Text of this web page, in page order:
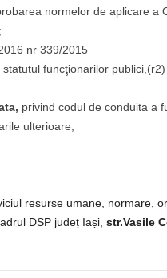
normelor de aplicare a
nr 339/2015
statutul funcţionarilor
privind codul de conduita a
ulterioare;
resurse umane, normare,
DSP județ Iași, str.Vasile